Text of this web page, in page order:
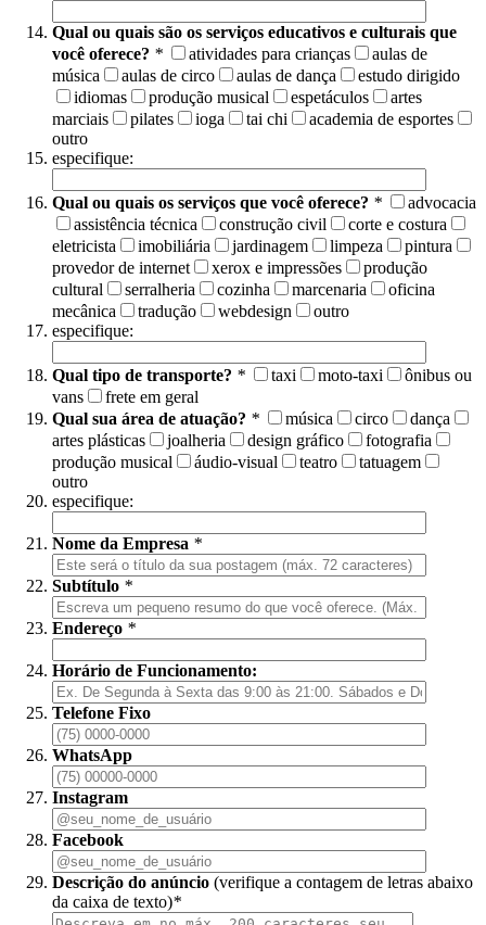
Qual ou quais são os serviços educativos e culturais que
você oferece? * atividades para crianças
aulas de
música
aulas de circo aulas de dança
estudo dirigido
idiomas
produção musical espetáculos
artes
marciais
pilates ioga tai chi
academia de esportes
outro
especifique:
Qual ou quais os serviços que você oferece? *
advocacia
assistência técnica
construção civil
corte e costura
eletricista
imobiliária jardinagem limpeza
pintura
provedor de internet
xerox e impressões
produção
cultural
serralheria cozinha marcenaria
oficina
mecânica
tradução webdesign
outro
especifique:
Qual tipo de transporte? * taxi moto-taxi
ônibus ou
vans
frete em geral
Qual sua área de atuação? * música circo
dança
artes plásticas
joalheria design gráfico
fotografia
produção musical
áudio-visual teatro
tatuagem
outro
especifique:
Nome da Empresa *
Subtítulo *
Endereço *
Horário de Funcionamento:
Telefone Fixo
WhatsApp
Instagram
Facebook
Descrição do anúncio (verifique a contagem de letras abaixo
da caixa de texto)*